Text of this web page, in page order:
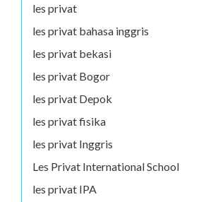
les privat
les privat bahasa inggris
les privat bekasi
les privat Bogor
les privat Depok
les privat fisika
les privat Inggris
Les Privat International School
les privat IPA